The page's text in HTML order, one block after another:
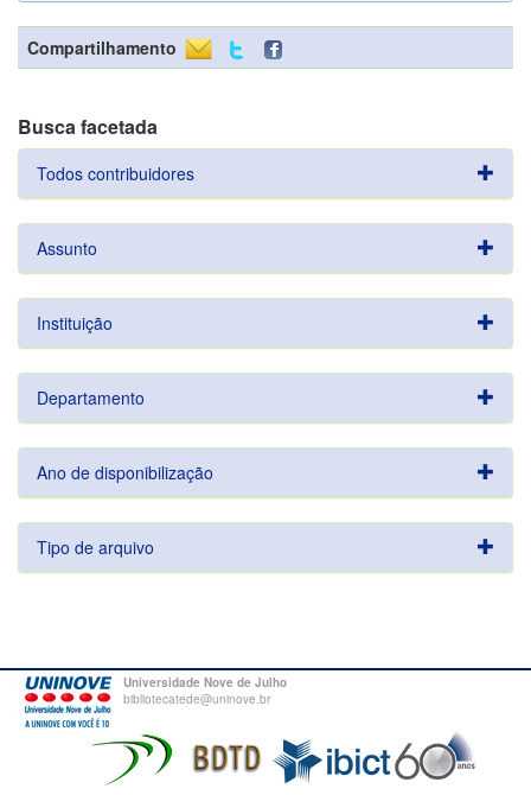
Compartilhamento
Busca facetada
Todos contribuidores
Assunto
Instituição
Departamento
Ano de disponibilização
Tipo de arquivo
Universidade Nove de Julho
bibliotecatede@uninove.br